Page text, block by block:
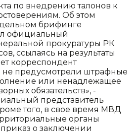
по внедрению талонов к
Об этом
брифинге
официальный
прокуратуры РК
ссылаясь на результаты
корреспондент
предусмотрели штрафные
или ненадлежащее
обязательств», -
представитель
того, в свое время МВД
органы
о заключении